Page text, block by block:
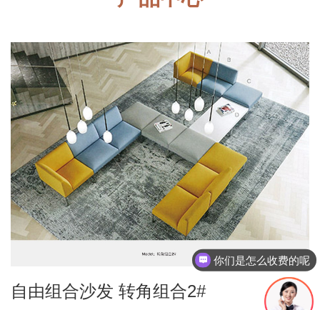
自由组合沙发 转角组合2#
你们是怎么收费的呢